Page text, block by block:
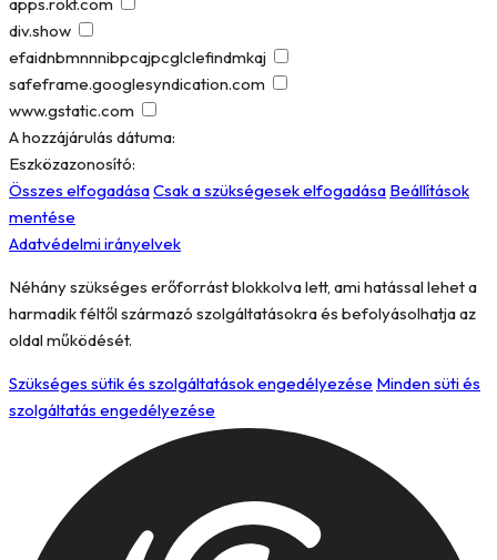
div.show
efaidnbmnnnibpcajpcglclefindmkaj
safeframe.googlesyndication.com
www.gstatic.com
A hozzájárulás dátuma:
Eszközazonosító:
Összes elfogadásaCsak a szükségesek elfogadása Beállítások
mentése
Adatvédelmi irányelvek
Néhány szükséges erőforrást blokkolva lett, ami hatással lehet a
harmadik féltől származó szolgáltatásokra és befolyásolhatja az
oldal működését.
Szükséges sütik és szolgáltatások engedélyezése Minden süti és
szolgáltatás engedélyezése